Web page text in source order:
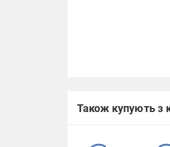
Також купують з